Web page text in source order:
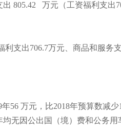
出 805.42 万元（工资福利支出
利支出706.7万元、商品和服务
年56 万元，比2018年预算数减少1
均无因公出国（境） 费和公务用